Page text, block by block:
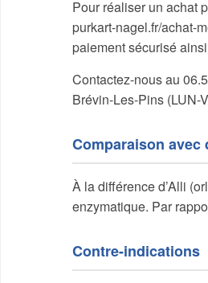
Pour réaliser un achat
purkart-nagel.fr/achat-
paiement sécurisé
Contactez-nous au
Brévin-Les-Pins (LUN-
Comparaison
À la différence d’Alli
enzymatique. Par
Contre-indications